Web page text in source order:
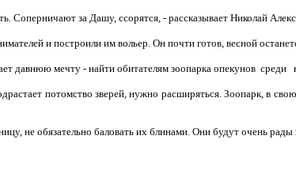
Соперничают за Дашу, ссорятся, - рассказывает Николай
и построили им вольер. Он почти готов, весной
давнюю мечту - найти обитателям зоопарка опекунов
потомство зверей, нужно расширяться. Зоопарк, в
не обязательно баловать их блинами. Они будут очень